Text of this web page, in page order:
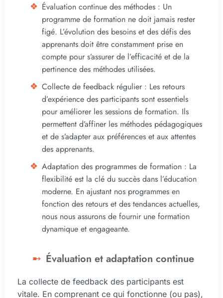
Évaluation continue des méthodes : Un
programme de formation ne doit jamais rester
figé. L’évolution des besoins et des défis des
apprenants doit être constamment prise en
compte pour s’assurer de l’efficacité et de la
pertinence des méthodes utilisées.
Collecte de feedback régulier : Les retours
d’expérience des participants sont essentiels
pour améliorer les sessions de formation. Ils
permettent d’affiner les méthodes pédagogiques
et de s’adapter aux préférences et aux attentes
des apprenants.
Adaptation des programmes de formation : La
flexibilité est la clé du succès dans l’éducation
moderne. En ajustant nos programmes en
fonction des retours et des tendances actuelles,
nous nous assurons de fournir une formation
dynamique et engageante.
Évaluation et adaptation continue
La collecte de feedback des participants est
vitale. En comprenant ce qui fonctionne (ou pas),